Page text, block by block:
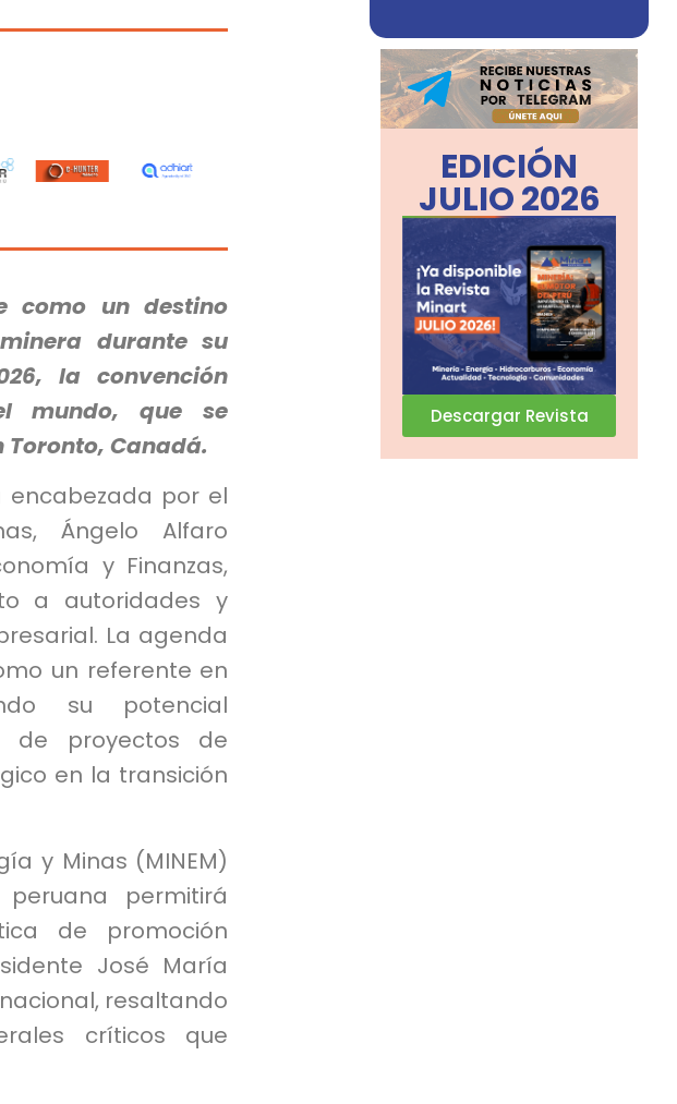
como un destino
durante su
la convención
mundo, que se
Toronto, Canadá.
encabezada por el
Ángelo Alfaro
y Finanzas,
a autoridades y
La agenda
un referente en
su potencial
de proyectos de
en la transición
y Minas (MINEM)
permitirá
de promoción
José María
resaltando
críticos que
EDICIÓN
JULIO 2026
Descargar Revista